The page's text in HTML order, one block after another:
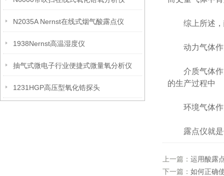
N2035A Nernst在线式烟气酸露点仪
1938Nernst高温湿度仪
抽气式微电子行业便捷式微量氧分析仪
1231HGP高压型氧化锆探头
综上所述，
动力气体作为
介质气体作为
的生产过程中
环境气体作
露点仪就是
上一篇： 运用酸露
下一篇： 如何正确